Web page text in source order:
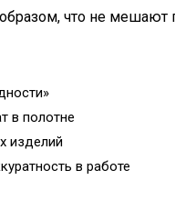
что не мешают
в полотне
изделий
в работе